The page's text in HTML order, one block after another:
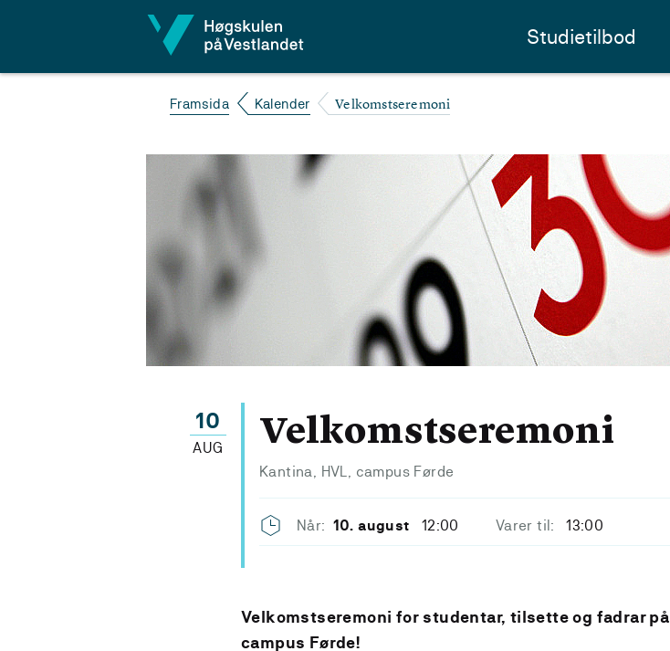
Studietilbod
Framsida Kalender Velkomstseremoni
10
AUG Velkomstseremoni
Kantina, HVL, campus Førde
Når: 10. august 12:00 Varer til: 13:00
Velkomstseremoni for studentar, tilsette og fadrar på
campus Førde!